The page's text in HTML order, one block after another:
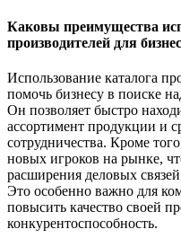
Каковы преимущества
производителей для
Использование каталога
помочь бизнесу в поиске
Он позволяет быстро
ассортимент продукции и
сотрудничества. Кроме
новых игроков на рынке,
расширения деловых
Это особенно важно для
повысить качество своей
конкурентоспособность.